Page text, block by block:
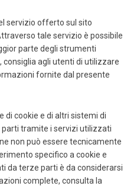
servizio offerto sul sito
tale servizio è possibile
parte degli strumenti
consiglia agli utenti di utilizzare
fornite dal presente
di cookie e di altri sistemi di
tramite i servizi utilizzati
non può essere tecnicamente
specifico a cookie e
da terze parti è da considerarsi
complete, consulta la